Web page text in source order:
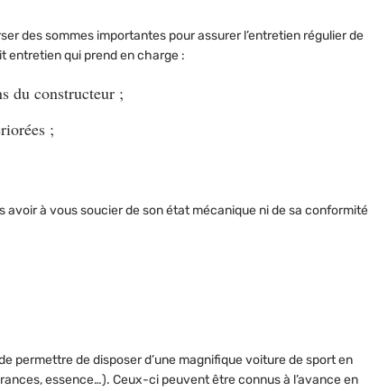
des sommes importantes pour assurer l’entretien régulier de
entretien qui prend en charge :
du constructeur ;
;
à vous soucier de son état mécanique ni de sa conformité
permettre de disposer d’une magnifique voiture de sport en
essence…). Ceux-ci peuvent être connus à l’avance en